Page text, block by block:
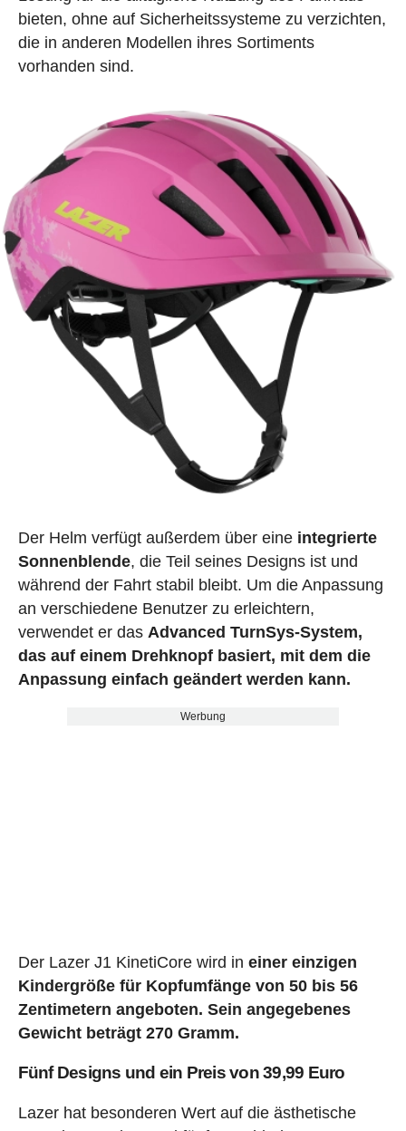
bieten, ohne auf Sicherheitssysteme zu verzichten,
die in anderen Modellen ihres Sortiments
vorhanden sind.
Der Helm verfügt außerdem über eine integrierte
Sonnenblende, die Teil seines Designs ist und
während der Fahrt stabil bleibt. Um die Anpassung
an verschiedene Benutzer zu erleichtern,
verwendet er das Advanced TurnSys-System,
das auf einem Drehknopf basiert, mit dem die
Anpassung einfach geändert werden kann.
Werbung
Der Lazer J1 KinetiCore wird in einer einzigen
Kindergröße für Kopfumfänge von 50 bis 56
Zentimetern angeboten. Sein angegebenes
Gewicht beträgt 270 Gramm.
Fünf Designs und ein Preis von 39,99 Euro
Lazer hat besonderen Wert auf die ästhetische